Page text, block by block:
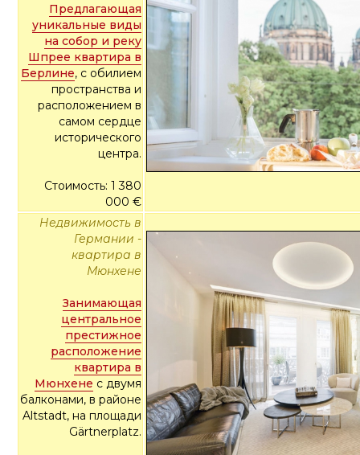
Предлагающая
уникальные виды
на собор и реку
Шпрее квартира в
Берлине, с обилием
пространства и
расположением в
самом сердце
исторического
центра.
Стоимость: 1 380
000 €
Недвижимость в
Германии -
квартира в
Мюнхене
Занимающая
центральное
престижное
расположение
квартира в
Мюнхене с двумя
балконами, в районе
Altstadt, на площади
Gärtnerplatz.